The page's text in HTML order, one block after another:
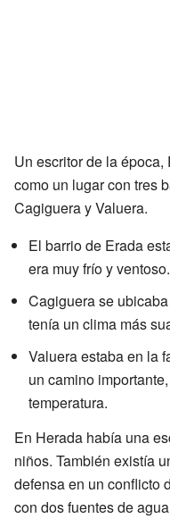
Un escritor de la
como un lugar con tres
Cagiguera y Valuera.
El barrio de Erada
era muy frío y ventoso.
Cagiguera se
tenía un clima más
Valuera estaba en la
un camino
temperatura.
En Herada había una
niños. También existía
defensa en un conflicto
con dos fuentes de